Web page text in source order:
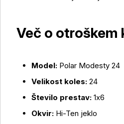
Več o
Model: Polar Modesty 24
Velikost koles: 24
Število prestav: 1x6
Okvir: Hi-Ten jeklo